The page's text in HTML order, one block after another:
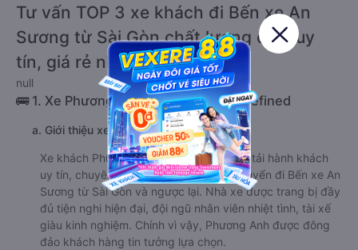
Tư vấn TOP 3 xe khách đi Bến xe An
Sương từ Sài Gòn chất lượng cao, uy
tín, giá rẻ nhất 08/2026
null
🚌 1. Xe Phương Anh khởi hành tại undefined
a. Giới thiệu xe Phương Anh
Xe khách Phương Anh là một đơn vị vận tải hành khách
uy tín, chuyên cung cấp dịch vụ vận chuyển đi Bến xe An
Sương từ Sài Gòn và ngược lại. Nhà xe được trang bị đầy
đủ tiện nghi hiện đại, đội ngũ nhân viên nhiệt tình, tài xế
giàu kinh nghiệm. Chính vì vậy, Phương Anh được đông
đảo khách hàng tin tưởng lựa chọn.